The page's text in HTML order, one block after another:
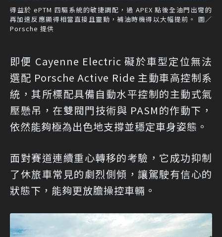
得益於 ePTM 四驅系統的敏捷調配，過 APEX 點後全油門出彎的
再加速反應顯得相當直接且靈動，補油時機得以大幅提前。 圖／
Porsche 提供
即便 Cayenne Electric 礙於車型定位無法
選配 Porsche Active Ride 主動車高控制系
統，其所標配具備自動水平控制的主動式氣
壓懸吊，在雙閥門技術與 PASM的作動下，
依然能夠極為出色地支撐並穩定車身姿態。
面對賽道連續重心轉移的考驗，它成功抑制
了休旅車常見的劇烈側傾，讓駕駛有信心的
狀態下，能夠更放膽操控車輛。